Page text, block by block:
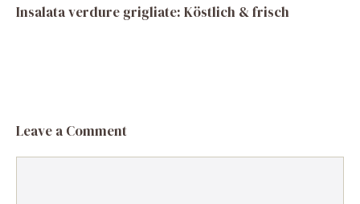
Insalata verdure grigliate: Köstlich & frisch
Leave a Comment